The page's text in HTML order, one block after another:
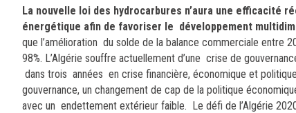
La nouvelle loi des hydrocarbures n’aura une efficacité
énergétique afin de favoriser le développement
que l’amélioration du solde de la balance commerciale
98%. L’Algérie souffre actuellement d’une crise de
dans trois années en crise financière, économique et
gouvernance, un changement de cap de la politique
avec un endettement extérieur faible. Le défi de l’Algérie